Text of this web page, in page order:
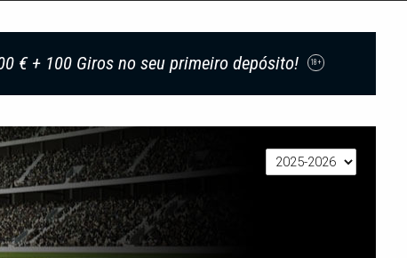
€ + 100 Giros no seu primeiro depósito! 18+